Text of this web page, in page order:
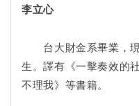
李立心
台大財金系畢業，現
生。譯有《一擊奏效的
不理我》等書籍。